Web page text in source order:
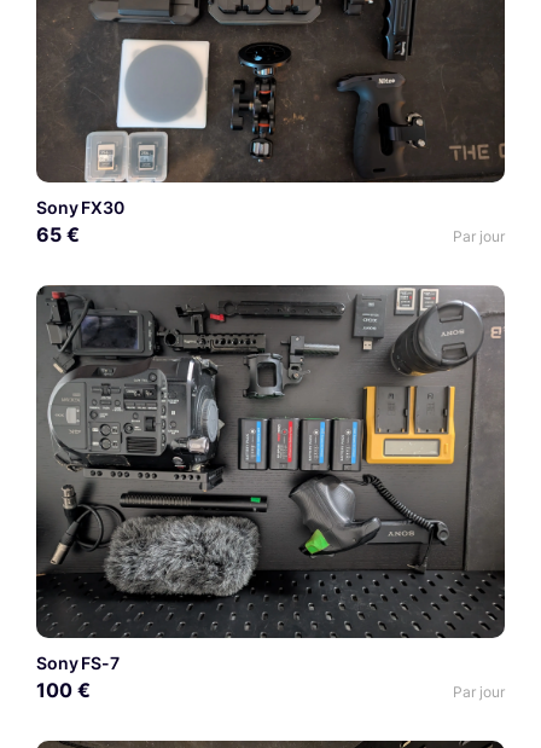
Sony FX30
65 € Par jour
Sony FS-7
100 € Par jour